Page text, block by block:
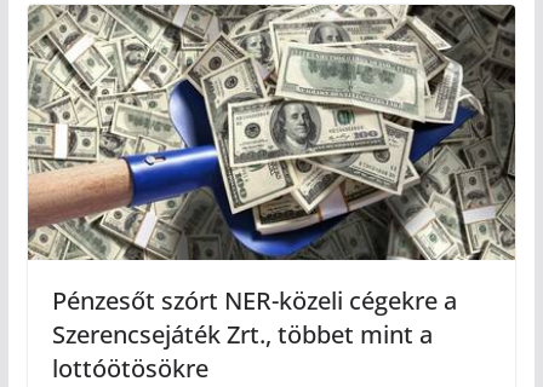
Pénzesőt szórt NER-közeli cégekre a
Szerencsejáték Zrt., többet mint a
lottóötösökre